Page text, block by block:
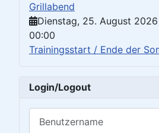
Grillabend
Dienstag, 25. August 2026
00:00
Trainingsstart / Ende der
Login/Logout